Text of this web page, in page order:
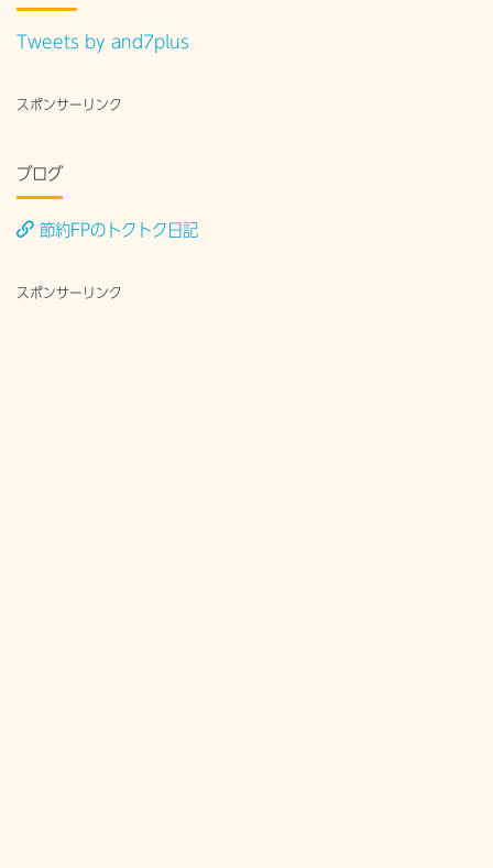
Tweets by and7plus
スポンサーリンク
ブログ
節約FPのトクトク日記
スポンサーリンク